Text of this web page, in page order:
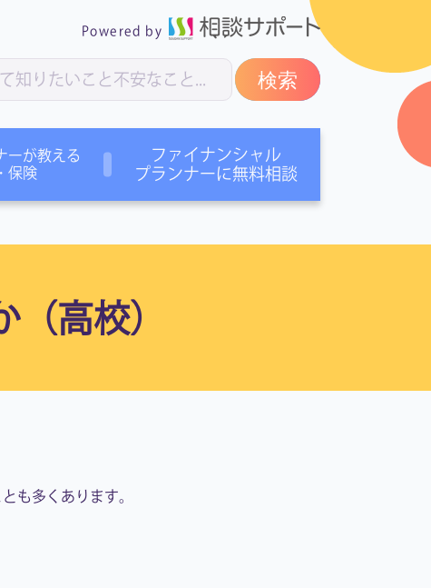
Powered by
ーが教える
保険
ファイナンシャル
プランナーに無料相談
検索
高校）
も多くあります。